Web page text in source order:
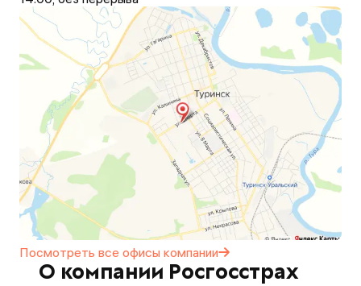
Посмотреть все офисы компании
О компании Росгосстрах